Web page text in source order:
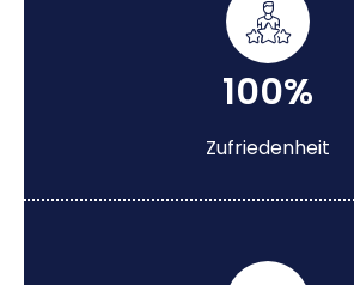
100%
Zufriedenheit